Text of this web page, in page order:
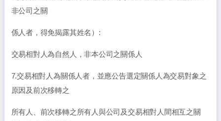
非公司之關
係人者，得免揭露其姓名）:
交易相對人為自然人，非本公司之關係人
7.交易相對人為關係人者，並應公告選定關係人為交易對象之
原因及前次移轉之
所有人、前次移轉之所有人與公司及交易相對人間相互之關